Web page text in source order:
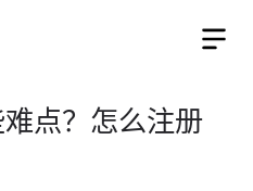
点？怎么注册